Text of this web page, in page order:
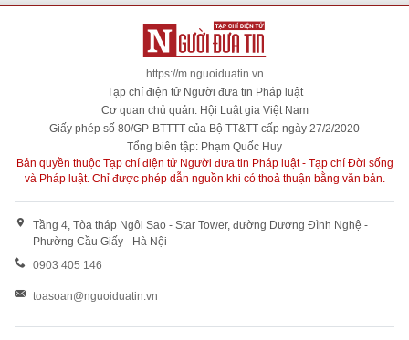
https://m.nguoiduatin.vn
Tạp chí điện tử Người đưa tin Pháp luật
Cơ quan chủ quản: Hội Luật gia Việt Nam
Giấy phép số 80/GP-BTTTT của Bộ TT&TT cấp ngày 27/2/2020
Tổng biên tập: Phạm Quốc Huy
Bản quyền thuộc Tạp chí điện tử Người đưa tin Pháp luật - Tạp chí Đời sống
và Pháp luật. Chỉ được phép dẫn nguồn khi có thoả thuận bằng văn bản.
Tầng 4, Tòa tháp Ngôi Sao - Star Tower, đường Dương Đình Nghệ -
Phường Cầu Giấy - Hà Nội
0903 405 146
toasoan@nguoiduatin.vn